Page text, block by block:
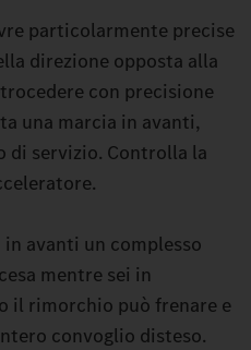
in modo ancora più preciso.
su terreni impegnativi:
Actros L da fino a 500 t
tuo viaggio richiede. Con ECO,
tre opzioni. La frizione a
ti consente di effettuare
costante puoi infatti
particolarmente precise
direzione opposta alla
con precisione
una marcia in avanti,
di servizio. Controlla la
avanti un complesso
mentre sei in
il rimorchio può frenare e
convoglio disteso.